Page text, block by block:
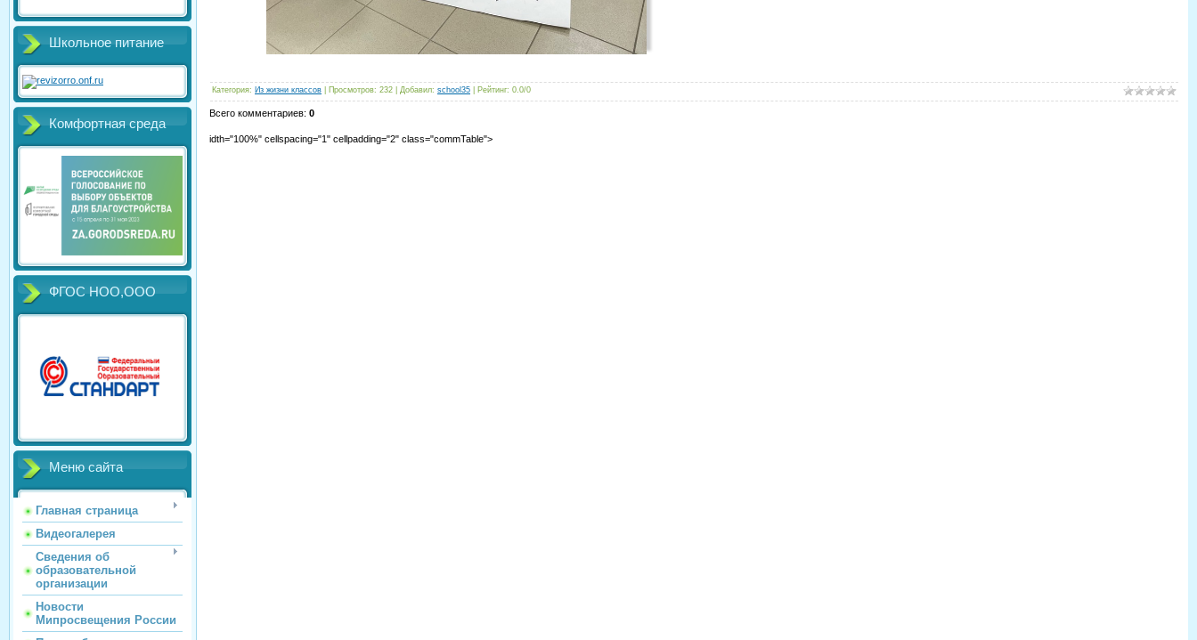
Школьное питание
Комфортная среда
ФГОС НОО,ООО
Меню сайта
Главная страница
Видеогалерея
Сведения об
образовательной
организации
Новости
Мипросвещения России
Категория: Из жизни классов Просмотров: 232 Добавил: school35 Рейтинг: 0.0/0
Всего комментариев: 0
idth="100%" cellspacing="1" cellpadding="2" class="commTable">